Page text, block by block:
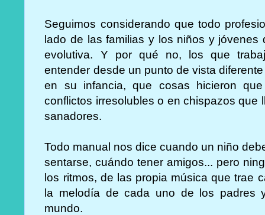
Seguimos considerando que todo
lado de las familias y los niños y jóvenes
evolutiva. Y por qué no, los que
entender desde un punto de vista
en su infancia, que cosas hicieron
conflictos irresolubles o en chispazos que
sanadores.
Todo manual nos dice cuando un niño
sentarse, cuándo tener amigos... pero
los ritmos, de las propia música que trae
la melodía de cada uno de los padres
mundo.